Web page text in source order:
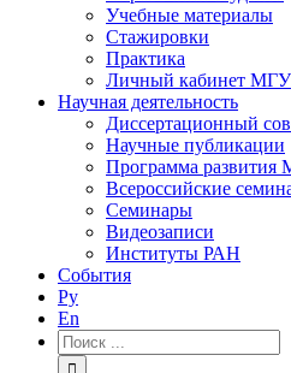
Учебные материалы
Стажировки
Практика
Личный кабинет МГУ
Научная деятельность
Диссертационный
Научные публикации
Программа развития
Всероссийские
Семинары
Видеозаписи
Институты РАН
События
Ру
En
Результат
поиска: